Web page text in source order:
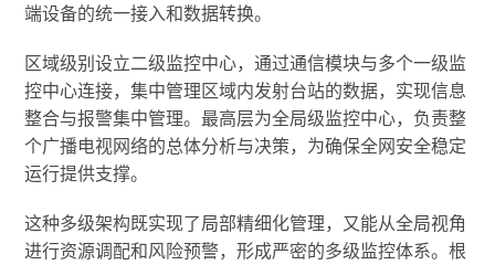
端设备的统一接入和数据转换。
区域级别设立二级监控中心，通过通信模块与多个一级监
控中心连接，集中管理区域内发射台站的数据，实现信息
整合与报警集中管理。最高层为全局级监控中心，负责整
个广播电视网络的总体分析与决策，为确保全网安全稳定
运行提供支撑。
这种多级架构既实现了局部精细化管理，又能从全局视角
进行资源调配和风险预警，形成严密的多级监控体系。根